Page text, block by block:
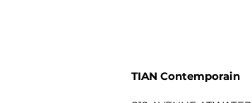
TIAN Contemporain